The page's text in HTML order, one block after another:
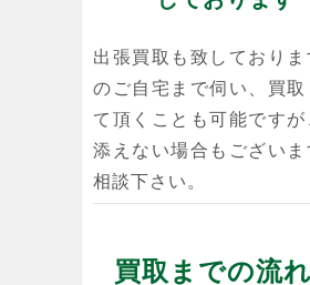
出張買取も致しており
のご自宅まで伺い、買
て頂くことも可能ですが
添えない場合もござい
相談下さい。
買取までの流